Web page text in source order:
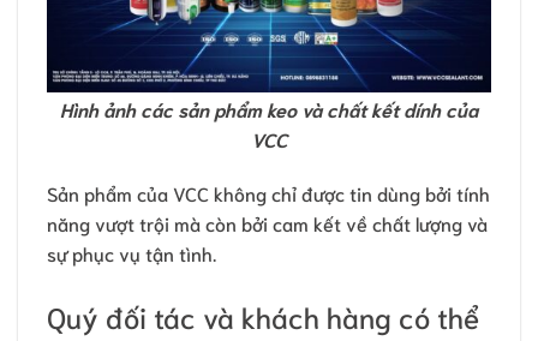
Hình ảnh các sản phẩm keo và chất kết dính của
VCC
Sản phẩm của VCC không chỉ được tin dùng bởi tính
năng vượt trội mà còn bởi cam kết về chất lượng và
sự phục vụ tận tình.
Quý đối tác và khách hàng có thể